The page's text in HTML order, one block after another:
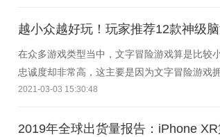
越小众越好玩！玩家推荐12款神级
在众多游戏类型当中，文字冒险游戏算是比较
忠诚度却非常高，这主要是因为文字冒险游戏
和多样性，非常吸引玩家的好奇心。PS.
2021-03-03 15:30:48
2019年全球出货量报告：iPhone